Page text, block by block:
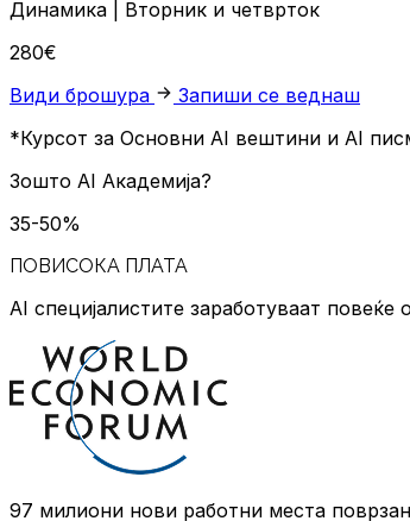
Динамика | Вторник и четврток
280€
Види брошура
Запиши се веднаш
*Курсот за Основни AI вештини и AI
Зошто AI Академија?
35-50%
ПОВИСОКА ПЛАТА
AI специјалистите заработуваат повеќе
97 милиони нови работни места